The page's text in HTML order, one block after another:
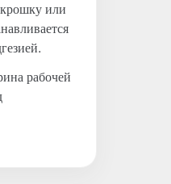
или
рабочей